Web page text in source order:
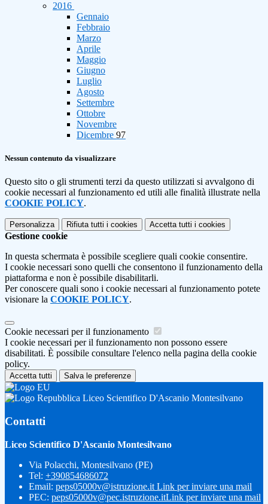
2016
Gennaio
Febbraio
Marzo
Aprile
Maggio
Giugno
Luglio
Agosto
Settembre
Ottobre
Novembre
Dicembre 97
Nessun contenuto da visualizzare
Questo sito o gli strumenti terzi da questo utilizzati si avvalgono di
cookie necessari al funzionamento ed utili alle finalità illustrate nella
COOKIE POLICY.
Personalizza Rifiuta tutti i cookies Accetta tutti i cookies
Gestione cookie
In questa schermata è possibile scegliere quali cookie consentire.
I cookie necessari sono quelli che consentono il funzionamento della
piattaforma e non è possibile disabilitarli.
Per conoscere quali sono i cookie necessari al funzionamento potete
visionare la COOKIE POLICY.
Cookie necessari per il funzionamento
I cookie necessari per il funzionamento non possono essere
disabilitati. È possibile consultare l'elenco nella pagina della cookie
policy.
Accetta tutti Salva le preferenze
Liceo Scientifico D'Ascanio Montesilvano
Contatti
Liceo Scientifico D'Ascanio Montesilvano
Via Polacchi, Montesilvano (PE)
Tel: +390854686072
Email: peps05000v@istruzione.it Link per inviare una mail
PEC: peps05000v@pec.istruzione.itLink per inviare una mail